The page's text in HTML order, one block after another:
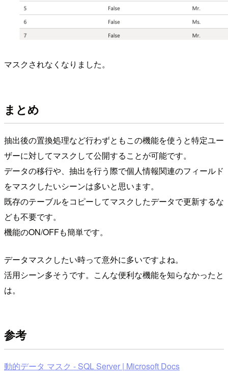
マスクされなくなりました。
まとめ
抽出後の置換処理など行わずともこの機能を使うと特定ユー
ザーに対してマスクして公開することが可能です。
データの移行や、抽出を行う際で個人情報関連のフィールド
をマスクしたいシーンは多いと思います。
既存のテーブルをコピーしてマスクしたデータで更新するな
ども不要です。
機能のON/OFFも簡単です。
データマスクしたい時って意外に多いですよね。
活用シーン多そうです。こんな便利な機能を知らなかったと
は。
参考
動的データ マスク - SQL Server | Microsoft Docs